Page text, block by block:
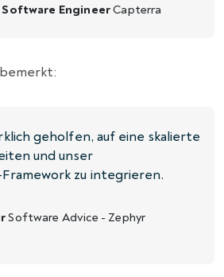
Software EngineerCapterra
geholfen, auf eine skalierte
und unser
zu integrieren.
Software Advice - Zephyr